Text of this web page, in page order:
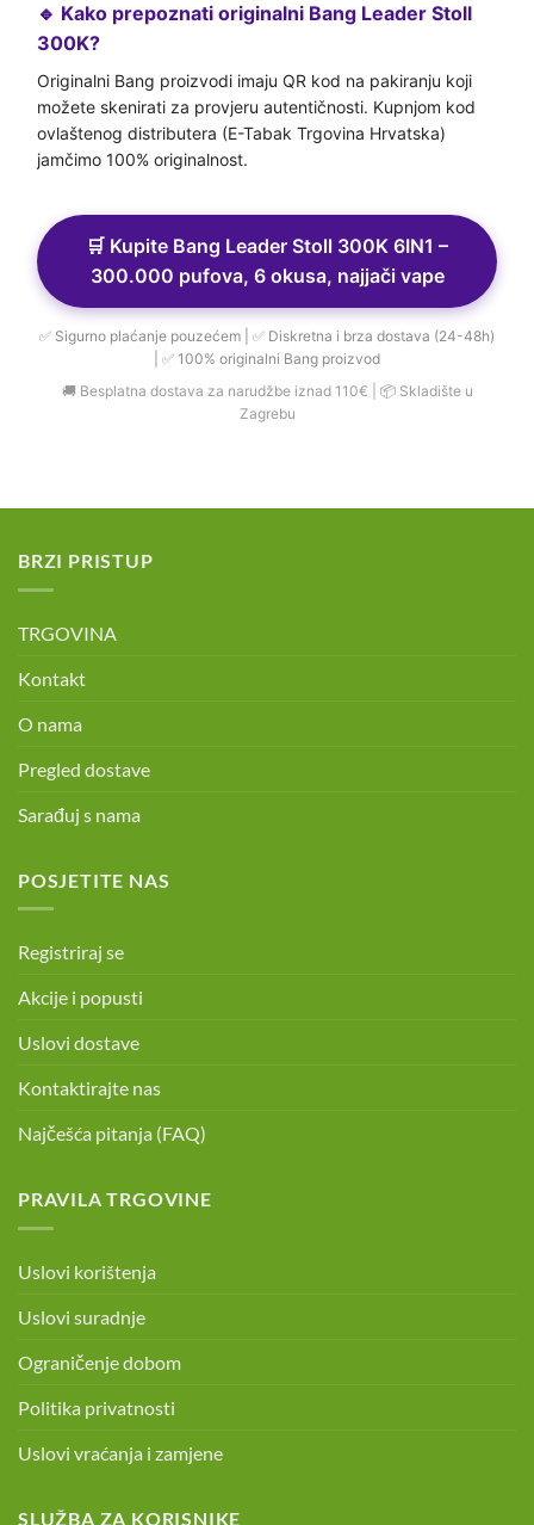
🔹 Kako prepoznati originalni Bang Leader Stoll
300K?
Originalni Bang proizvodi imaju QR kod na pakiranju koji
možete skenirati za provjeru autentičnosti. Kupnjom kod
ovlaštenog distributera (E-Tabak Trgovina Hrvatska)
jamčimo 100% originalnost.
🛒 Kupite Bang Leader Stoll 300K 6IN1 –
300.000 pufova, 6 okusa, najjači vape
✅ Sigurno plaćanje pouzećem | ✅ Diskretna i brza dostava (24-48h)
| ✅ 100% originalni Bang proizvod
🚚 Besplatna dostava za narudžbe iznad 110€ | 📦 Skladište u
Zagrebu
BRZI PRISTUP
TRGOVINA
Kontakt
O nama
Pregled dostave
Sarađuj s nama
POSJETITE NAS
Registriraj se
Akcije i popusti
Uslovi dostave
Kontaktirajte nas
Najčešća pitanja (FAQ)
PRAVILA TRGOVINE
Uslovi korištenja
Uslovi suradnje
Ograničenje dobom
Politika privatnosti
Uslovi vraćanja i zamjene
SLUŽBA ZA KORISNIKE